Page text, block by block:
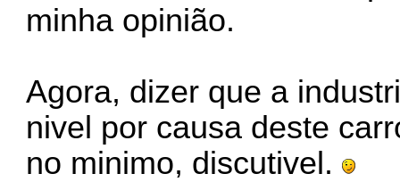
minha opinião.
Agora, dizer que a
nivel por causa deste
no minimo, discutivel.